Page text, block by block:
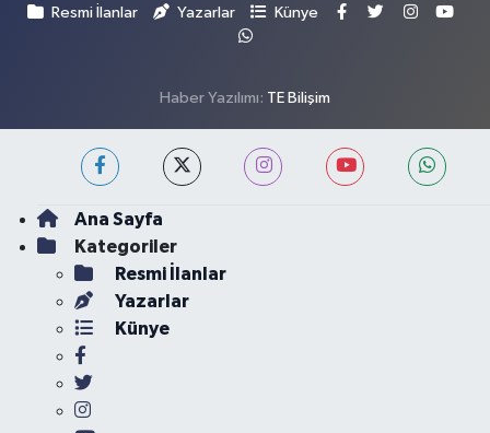
Resmi İlanlar Yazarlar Künye
Haber Yazılımı: TE Bilişim
Ana Sayfa
Kategoriler
Resmi İlanlar
Yazarlar
Künye